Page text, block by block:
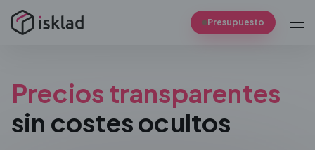
Presupuesto
Precios transparentes
sin costes ocultos